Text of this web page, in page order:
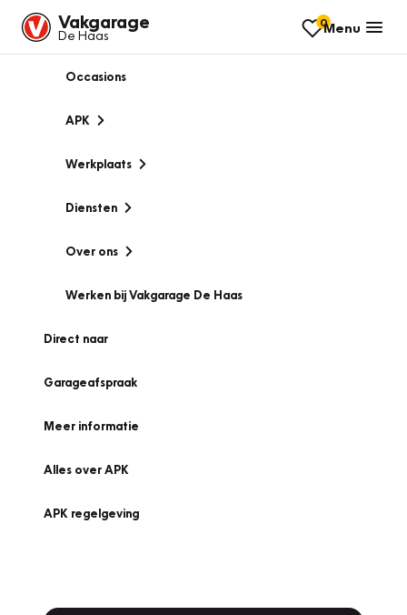
Vakgarage
De Haas
0Menu
Occasions
APK
Werkplaats
Diensten
Over ons
Werken bij Vakgarage De Haas
Direct naar
Garageafspraak
Meer informatie
Alles over APK
APK regelgeving